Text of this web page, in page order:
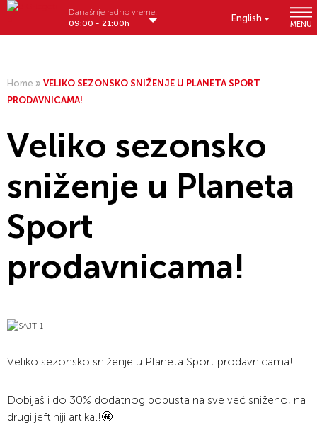
English
MENU
Današnje radno vreme:
09:00 - 21:00h
Home » VELIKO SEZONSKO SNIŽENJE U PLANETA SPORT
PRODAVNICAMA!
Veliko sezonsko
sniženje u Planeta
Sport
prodavnicama!
Veliko sezonsko sniženje u Planeta Sport prodavnicama!
Dobijaš i do 30% dodatnog popusta na sve već sniženo, na
drugi jeftiniji artikal!🤩